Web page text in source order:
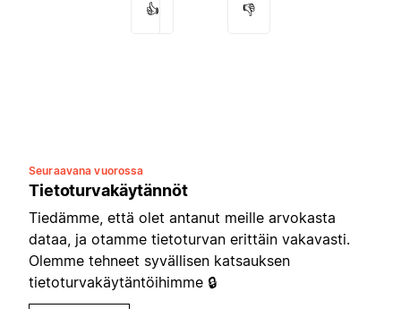
👍 👎
Seuraavana vuorossa
Tietoturvakäytännöt
Tiedämme, että olet antanut meille arvokasta
dataa, ja otamme tietoturvan erittäin vakavasti.
Olemme tehneet syvällisen katsauksen
tietoturvakäytäntöihimme 🔒